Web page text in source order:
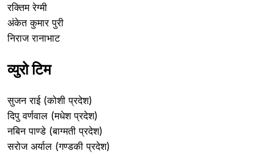
रक्तिम रेग्मी
अंकेत कुमार पुरी
निराज रानाभाट
व्युरो टिम
सुजन राई (कोशी प्रदेश)
दिपु वर्णवाल (मधेश प्रदेश)
नबिन पाण्डे (बाग्मती प्रदेश)
सरोज अर्याल (गण्डकी प्रदेश)